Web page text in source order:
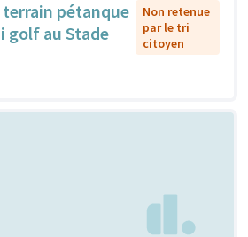
pétanque
golf au Stade
Non retenue
par le tri
citoyen